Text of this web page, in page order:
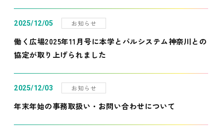
2025/12/05 お知らせ
働く広場2025年11月号に本学とパルシステム神奈川との
協定が取り上げられました
2025/12/03 お知らせ
年末年始の事務取扱い・お問い合わせについて